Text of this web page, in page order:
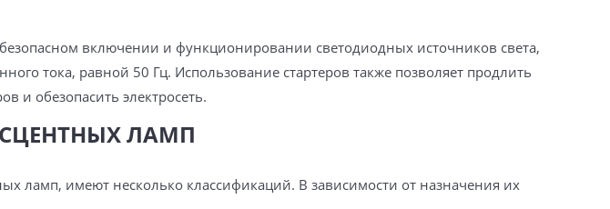
включении и функционировании светодиодных источников света,
тока, равной 50 Гц. Использование стартеров также позволяет продлить
и обезопасить электросеть.
ЛАМП
ламп, имеют несколько классификаций. В зависимости от назначения их